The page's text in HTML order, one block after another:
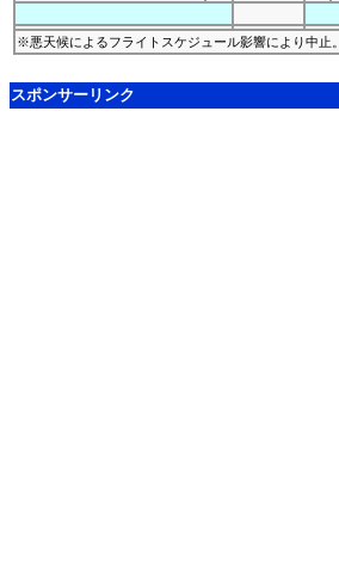
※悪天候によるフライトスケジュール影響により中止。
スポンサーリンク